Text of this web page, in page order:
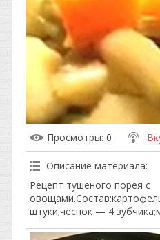
Просмотры: 0
Описание материала:
Рецепт тушеного порея с
штуки;чеснок — 4